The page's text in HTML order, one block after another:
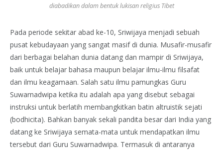
diabadikan dalam bentuk lukisan religius Tibet
Pada periode sekitar abad ke-10, Sriwijaya menjadi sebuah
pusat kebudayaan yang sangat masif di dunia. Musafir-musafir
dari berbagai belahan dunia datang dan mampir di Sriwijaya,
baik untuk belajar bahasa maupun belajar ilmu-ilmu filsafat
dan ilmu keagamaan. Salah satu ilmu pamungkas Guru
Suwarnadwipa ketika itu adalah apa yang disebut sebagai
instruksi untuk berlatih membangkitkan batin altruistik sejati
(bodhicita). Bahkan banyak sekali pandita besar dari India yang
datang ke Sriwijaya semata-mata untuk mendapatkan ilmu
tersebut dari Guru Suwarnadwipa. Termasuk di antaranya